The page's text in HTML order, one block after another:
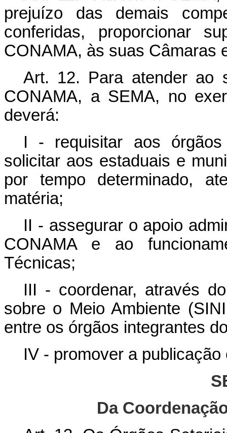
prejuízo das demais
conferidas, proporcionar
CONAMA, às suas Câmaras
Art. 12. Para atender ao
CONAMA, a SEMA, no
deverá:
I - requisitar aos
solicitar aos estaduais e
por tempo determinado,
matéria;
II - assegurar o apoio
CONAMA e ao
Técnicas;
III - coordenar, através
sobre o Meio Ambiente
entre os órgãos integrantes
IV - promover a
Da